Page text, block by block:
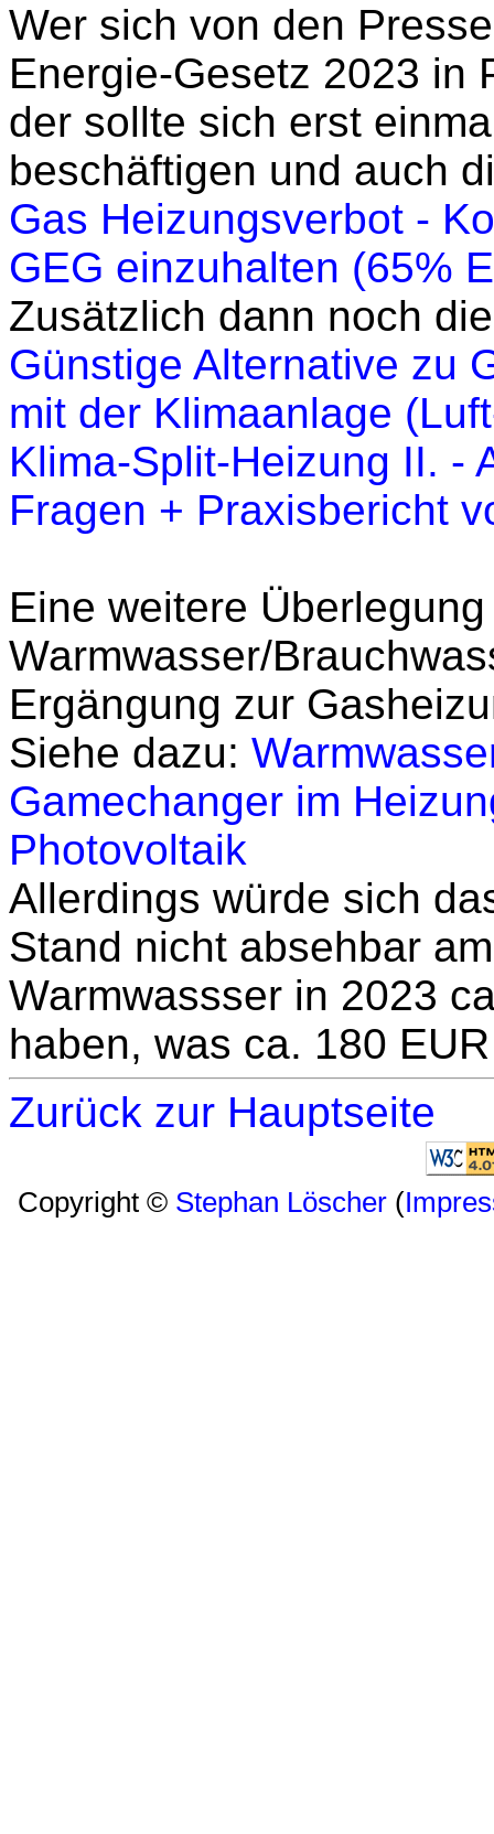
Wer sich von den
Energie-Gesetz 2023 in
der sollte sich erst
beschäftigen und auch
Gas Heizungsverbot -
GEG einzuhalten (65%
Zusätzlich dann noch
Günstige Alternative zu
mit der Klimaanlage
Klima-Split-Heizung II. -
Fragen + Praxisbericht
Eine weitere
Warmwasser/
Ergängung zur
Siehe dazu:
Gamechanger im
Photovoltaik
Allerdings würde sich
Stand nicht absehbar
Warmwassser in 2023
haben, was ca. 180
Zurück zur Hauptseite
Copyright © Stephan Löscher (